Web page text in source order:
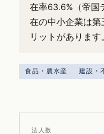
在率63.6%（帝国
在の中小企業は第
リットがあります。
食品・農水産 建設・
法人数